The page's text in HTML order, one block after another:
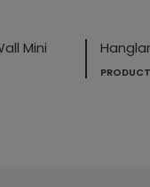
Mini